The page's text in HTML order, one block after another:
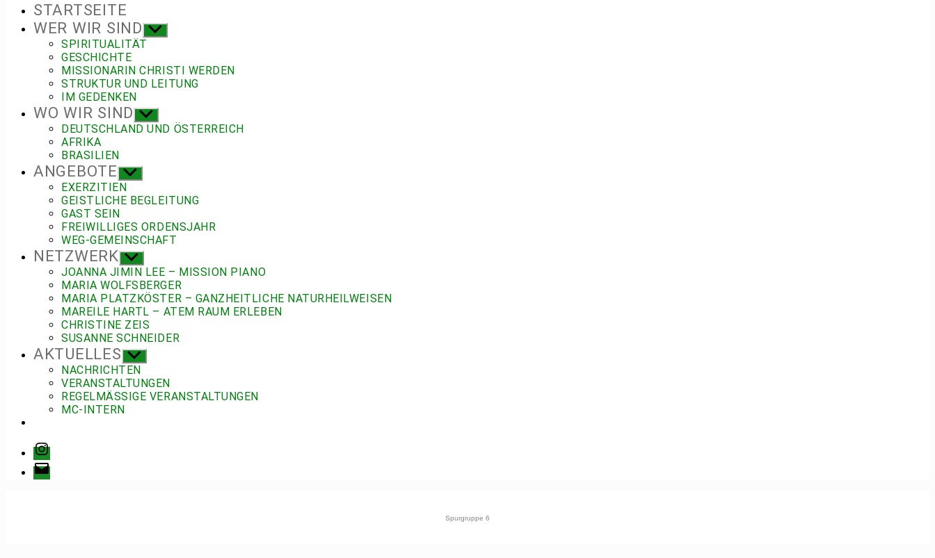
STARTSEITE
WER WIR SIND
Untermenü
anzeigen
SPIRITUALITÄT
GESCHICHTE
MISSIONARIN CHRISTI WERDEN
STRUKTUR UND LEITUNG
IM GEDENKEN
WO WIR SIND Untermenü
anzeigen
DEUTSCHLAND UND ÖSTERREICH
AFRIKA
BRASILIEN
ANGEBOTE
Untermenü
anzeigen
EXERZITIEN
GEISTLICHE BEGLEITUNG
GAST SEIN
FREIWILLIGES ORDENSJAHR
WEG-GEMEINSCHAFT
NETZWERK Untermenü
anzeigen
JOANNA JIMIN LEE – MISSION PIANO
MARIA WOLFSBERGER
MARIA PLATZKÖSTER – GANZHEITLICHE NATURHEILWEISEN
MAREILE HARTL – ATEM RAUM ERLEBEN
CHRISTINE ZEIS
SUSANNE SCHNEIDER
AKTUELLES
Untermenü
anzeigen
NACHRICHTEN
VERANSTALTUNGEN
REGELMÄSSIGE VERANSTALTUNGEN
MC-INTERN
Instagram
E-
Mail
Spurgruppe 6